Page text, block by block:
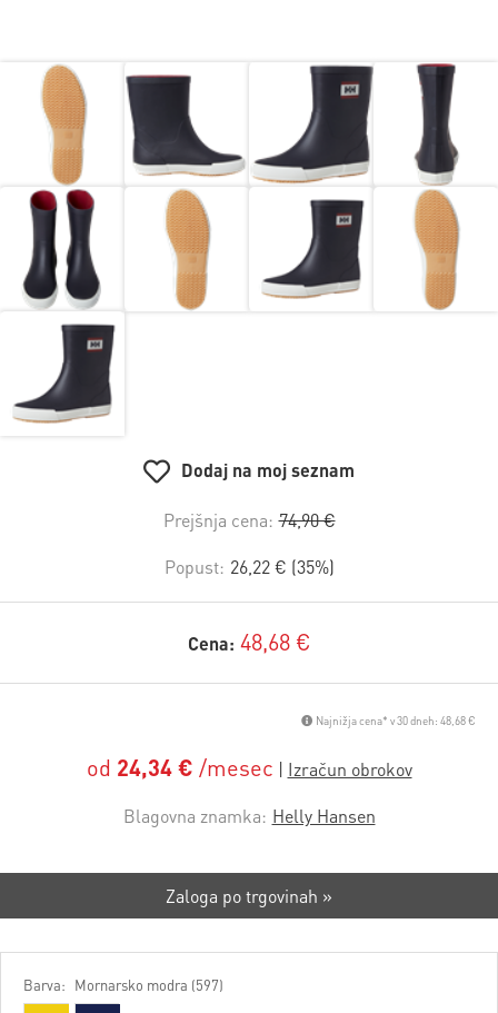
Dodaj na moj seznam
Prejšnja cena: 74,90 €
Popust: 26,22 € (35%)
Cena: 48,68 €
Najnižja cena* v 30 dneh: 48,68 €
od 24,34 € /mesec
Blagovna znamka: Helly Hansen
Zaloga po trgovinah »
Barva: Mornarsko modra (597)